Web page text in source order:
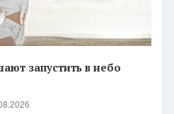
запустить в небо